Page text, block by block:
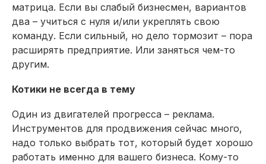
матрица. Если вы слабый бизнесмен, вариантов
два – учиться с нуля и/или укреплять свою
команду. Если сильный, но дело тормозит – пора
расширять предприятие. Или заняться чем-то
другим.
Котики не всегда в тему
Один из двигателей прогресса – реклама.
Инструментов для продвижения сейчас много,
надо только выбрать тот, который будет хорошо
работать именно для вашего бизнеса. Кому-то